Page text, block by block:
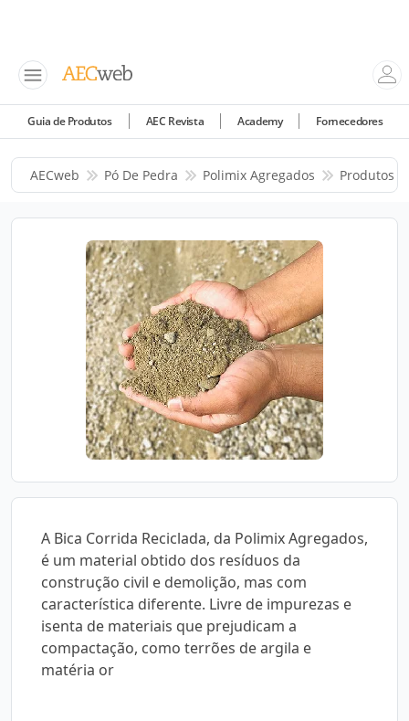
Guia de Produtos AEC Revista Academy Fornecedores
AECweb Pó De Pedra Polimix Agregados Produtos
A Bica Corrida Reciclada, da Polimix Agregados,
é um material obtido dos resíduos da
construção civil e demolição, mas com
característica diferente. Livre de impurezas e
isenta de materiais que prejudicam a
compactação, como terrões de argila e
matéria or